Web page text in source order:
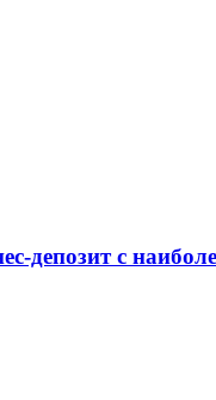
депозит с